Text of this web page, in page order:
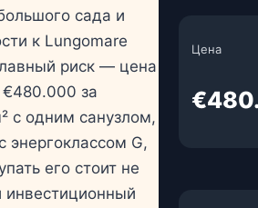
сада и
к Lungomare
риск — цена
€480.000 за
с одним санузлом,
энергоклассом G,
его стоит не
инвестиционный
Цена